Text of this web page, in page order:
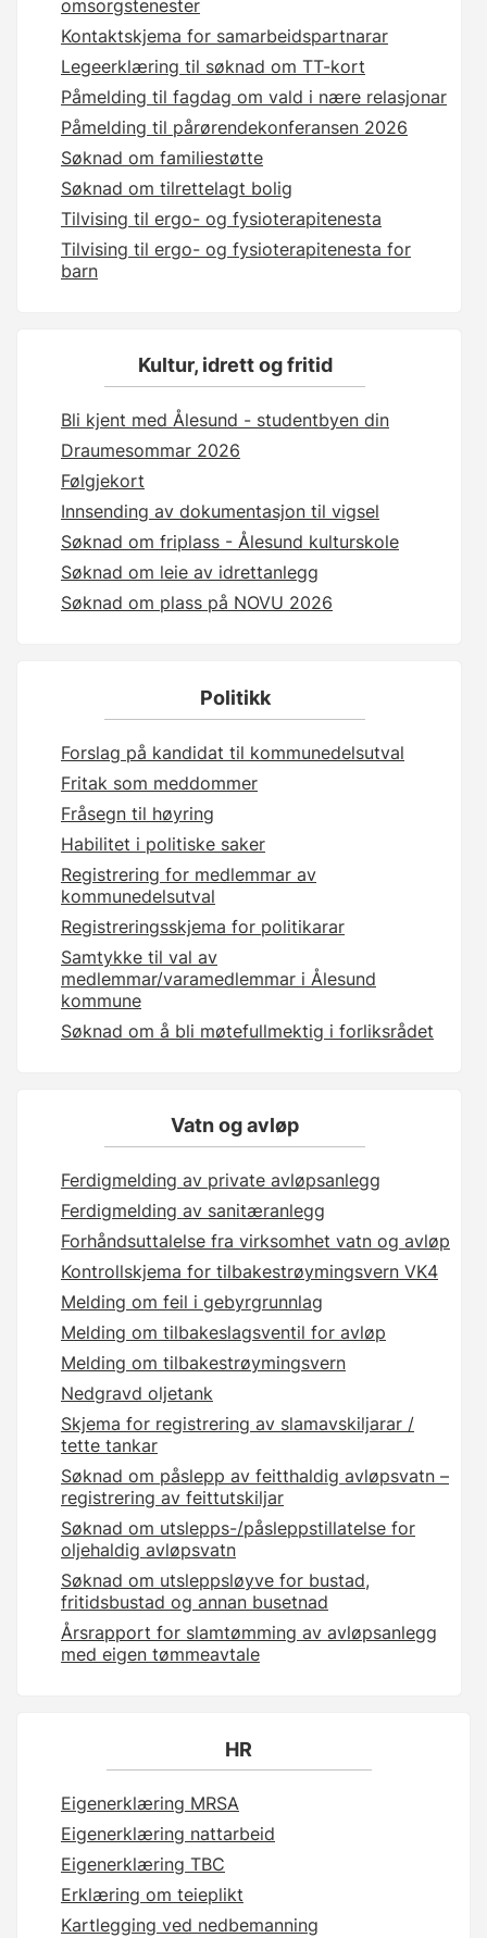
omsorgstenester
Kontaktskjema for samarbeidspartnarar
Legeerklæring til søknad om TT-kort
Påmelding til fagdag om vald i nære relasjonar
Påmelding til pårørendekonferansen 2026
Søknad om familiestøtte
Søknad om tilrettelagt bolig
Tilvising til ergo- og fysioterapitenesta
Tilvising til ergo- og fysioterapitenesta for
barn
Kultur, idrett og fritid
Bli kjent med Ålesund - studentbyen din
Draumesommar 2026
Følgjekort
Innsending av dokumentasjon til vigsel
Søknad om friplass - Ålesund kulturskole
Søknad om leie av idrettanlegg
Søknad om plass på NOVU 2026
Politikk
Forslag på kandidat til kommunedelsutval
Fritak som meddommer
Fråsegn til høyring
Habilitet i politiske saker
Registrering for medlemmar av
kommunedelsutval
Registreringsskjema for politikarar
Samtykke til val av
medlemmar/varamedlemmar i Ålesund
kommune
Søknad om å bli møtefullmektig i forliksrådet
Vatn og avløp
Ferdigmelding av private avløpsanlegg
Ferdigmelding av sanitæranlegg
Forhåndsuttalelse fra virksomhet vatn og avløp
Kontrollskjema for tilbakestrøymingsvern VK4
Melding om feil i gebyrgrunnlag
Melding om tilbakeslagsventil for avløp
Melding om tilbakestrøymingsvern
Nedgravd oljetank
Skjema for registrering av slamavskiljarar /
tette tankar
Søknad om påslepp av feitthaldig avløpsvatn –
registrering av feittutskiljar
Søknad om utslepps-/påsleppstillatelse for
oljehaldig avløpsvatn
Søknad om utsleppsløyve for bustad,
fritidsbustad og annan busetnad
Årsrapport for slamtømming av avløpsanlegg
med eigen tømmeavtale
HR
Eigenerklæring MRSA
Eigenerklæring nattarbeid
Eigenerklæring TBC
Erklæring om teieplikt
Kartlegging ved nedbemanning